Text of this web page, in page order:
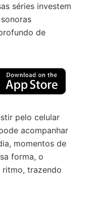
séries investem
de
pelo celular
acompanhar
momentos de
forma, o
ritmo, trazendo